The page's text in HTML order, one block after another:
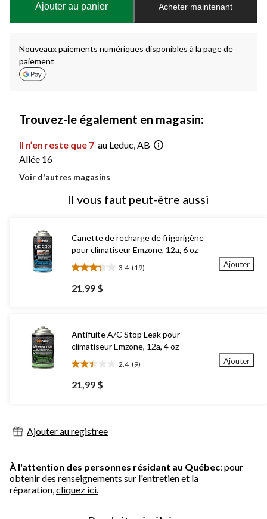
à
Ajouter au panier Acheter maintenant
Nouveaux paiements numériques disponibles à la page de
paiement
Trouvez-le également en magasin:
Il n’en reste que 7 au Leduc, AB
Allée 16
Voir d'autres magasins
Il vous faut peut-être aussi
Canette de recharge de frigorigène
pour climatiseur Emzone, 12a, 6 oz
3.4 (19)
3.4
étoile(s)
sur
évaluations
21,99 $
Ajouter
Antifuite A/C Stop Leak pour
climatiseur Emzone, 12a, 4 oz
2.4 (9)
2.4
étoile(s)
sur
évaluations
21,99 $
Ajouter
Ajouter au registree
À l'attention des personnes résidant au Québec: pour
obtenir des renseignements sur l'entretien et la
réparation,cliquez ici.